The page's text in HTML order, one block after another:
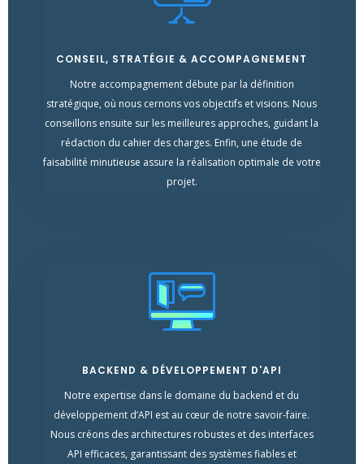
CONSEIL, STRATÉGIE & ACCOMPAGNEMENT
Notre accompagnement débute par la définition
stratégique, où nous cernons vos objectifs et visions. Nous
conseillons ensuite sur les meilleures approches, guidant la
rédaction du cahier des charges. Enfin, une étude de
faisabilité minutieuse assure la réalisation optimale de votre
projet.
BACKEND & DÉVELOPPEMENT D'API
Notre expertise dans le domaine du backend et du
développement d’API est au cœur de notre savoir-faire.
Nous créons des architectures robustes et des interfaces
API efficaces, garantissant des systèmes fiables et